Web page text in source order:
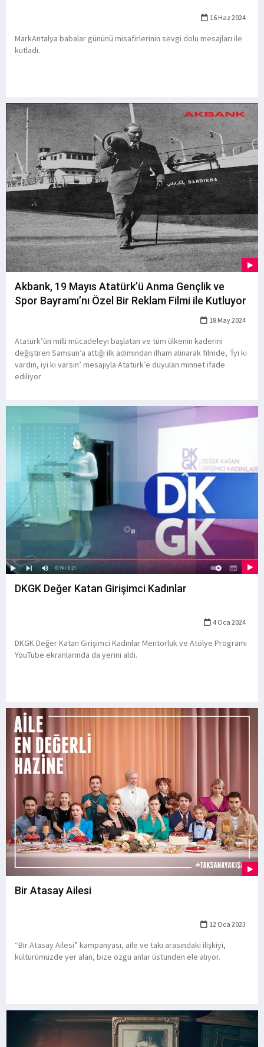
16 Haz 2024
MarkAntalya babalar gününü misafirlerinin sevgi dolu mesajları ile
kutladı.
Akbank, 19 Mayıs Atatürk’ü Anma Gençlik ve
Spor Bayramı’nı Özel Bir Reklam Filmi ile Kutluyor
18 May 2024
Atatürk’ün milli mücadeleyi başlatan ve tüm ülkenin kaderini
değiştiren Samsun’a attığı ilk adımından ilham alınarak filmde, ‘İyi ki
vardın, iyi ki varsın’ mesajıyla Atatürk’e duyulan minnet ifade
ediliyor
DKGK Değer Katan Girişimci Kadınlar
4 Oca 2024
DKGK Değer Katan Girişimci Kadınlar Mentorluk ve Atölye Programı
YouTube ekranlarında da yerini aldı.
Bir Atasay Ailesi
12 Oca 2023
“Bir Atasay Ailesi” kampanyası, aile ve takı arasındaki ilişkiyi,
kültürümüzde yer alan, bize özgü anlar üstünden ele alıyor.